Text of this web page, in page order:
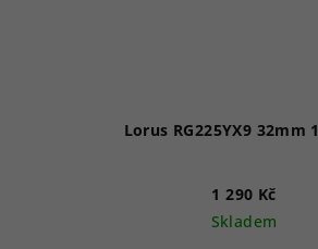
Lorus RG225YX9 32mm
1 290 Kč
Skladem